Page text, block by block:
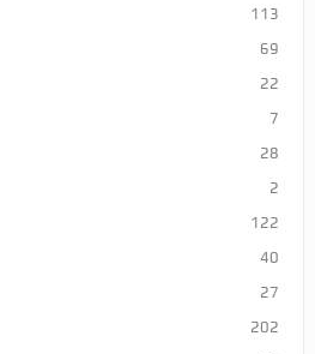
113
69
22
7
28
2
122
40
27
202